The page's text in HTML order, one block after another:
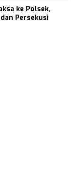
ke Polsek,
Persekusi